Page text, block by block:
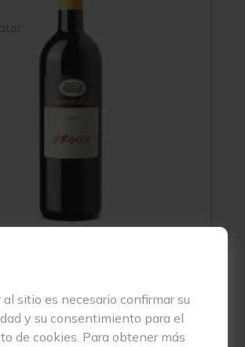
al sitio es necesario confirmar su
y su consentimiento para el
de cookies. Para obtener más
24,97€